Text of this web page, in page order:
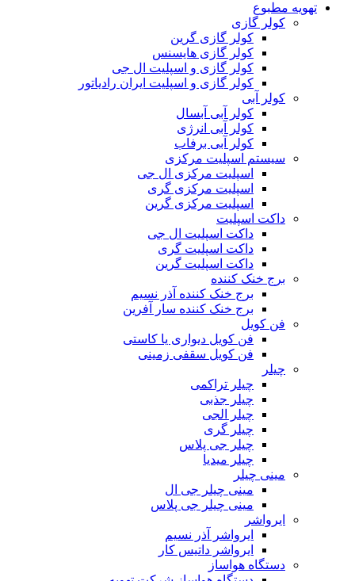
تهویه مطبوع
کولر گازی
کولر گازی گرین
کولر گازی هایسنس
کولر گازی و اسپلیت ال جی
کولر گازی و اسپلیت ایران رادیاتور
کولر آبی
کولر آبی آبسال
کولر آبی انرژی
کولر آبی برفاب
سیستم اسپلیت مرکزی
اسپلیت مرکزی ال جی
اسپلیت مرکزی گری
اسپلیت مرکزی گرین
داکت اسپلیت
داکت اسپلیت ال جی
داکت اسپلیت گری
داکت اسپلیت گرین
برج خنک کننده
برج خنک کننده آذر نسیم
برج خنک کننده سار آفرین
فن کویل
فن کویل دیواری یا کاستی
فن کویل سقفی زمینی
چیلر
چیلر تراکمی
چیلر جذبی
چیلر الجی
چیلر گری
چیلر جی پلاس
چیلر میدیا
مینی چیلر
مینی چیلر جی ال
مینی چیلر جی پلاس
ایرواشر
ایرواشر آذر نسیم
ایرواشر داتیس کار
دستگاه هواساز